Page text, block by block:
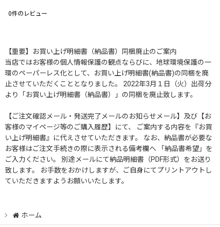
0件のレビュー
【重要】お買い上げ明細書（納品書）同梱廃止のご案内
当店ではお客様の個人情報保護の観点ならびに、地球環境保護の一
環のペーパーレス化として、お買い上げ明細書(納品書)の同梱を廃
止させていただくこととなりました。 2022年3月１日（火）出荷分
より「お買い上げ明細書（納品書）」の同梱を廃止致します。
【ご注文確認メール・発送完了メールのお知らせメール】及び【お
客様のマイページ等のご購入履歴】にて、 ご案内する内容を『お買
い上げ明細書』に代えさせていただきます。 なお、納品書が必要な
お客様はご注文手続きの際に表示される備考欄へ 「納品書希望」を
ご入力ください。 別途メールにて納品明細書（PDF形式）をお送り
致します。 お手数をおかけしますが、ご自身にてプリントアウトし
ていただきますようお願いいたします。
ホーム